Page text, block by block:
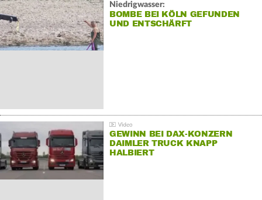
Niedrigwasser:
BOMBE BEI KÖLN GEFUNDEN
UND ENTSCHÄRFT
GEWINN BEI DAX-KONZERN
DAIMLER TRUCK KNAPP
HALBIERT